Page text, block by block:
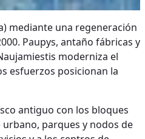
mediante una regeneración
Paupys, antaño fábricas y
moderniza el
esfuerzos posicionan la
antiguo con los bloques
parques y nodos de